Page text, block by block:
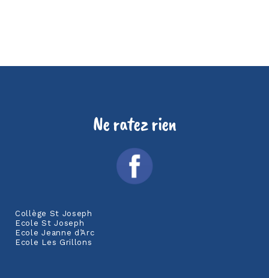
Ne ratez rien
Collège St Joseph
Ecole St Joseph
Ecole Jeanne d’Arc
Ecole Les Grillons